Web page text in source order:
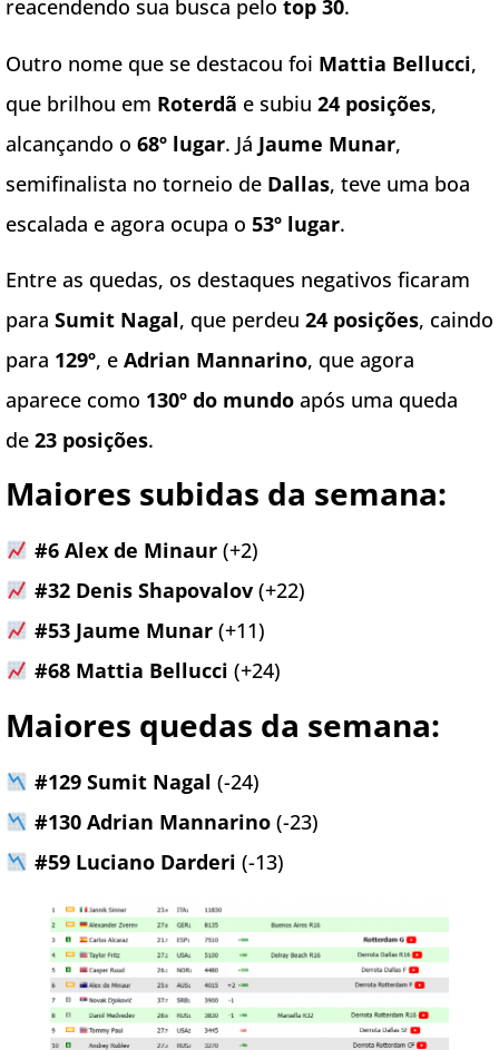
reacendendo sua busca pelo top 30.
Outro nome que se destacou foi Mattia Bellucci,
que brilhou em Roterdã e subiu 24 posições,
alcançando o 68º lugar. Já Jaume Munar,
semifinalista no torneio de Dallas, teve uma boa
escalada e agora ocupa o 53º lugar.
Entre as quedas, os destaques negativos ficaram
para Sumit Nagal, que perdeu 24 posições, caindo
para 129º, e Adrian Mannarino, que agora
aparece como 130º do mundo após uma queda
de 23 posições.
Maiores subidas da semana:
#6 Alex de Minaur(+2)
#32 Denis Shapovalov(+22)
#53 Jaume Munar(+11)
#68 Mattia Bellucci (+24)
Maiores quedas da semana:
#129 Sumit Nagal (-24)
#130 Adrian Mannarino(-23)
#59 Luciano Darderi (-13)